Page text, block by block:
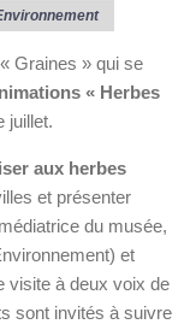
Graines » qui se
« Herbes
juillet.
aux herbes
et présenter
du musée,
et
visite à deux voix de
sont invités à suivre